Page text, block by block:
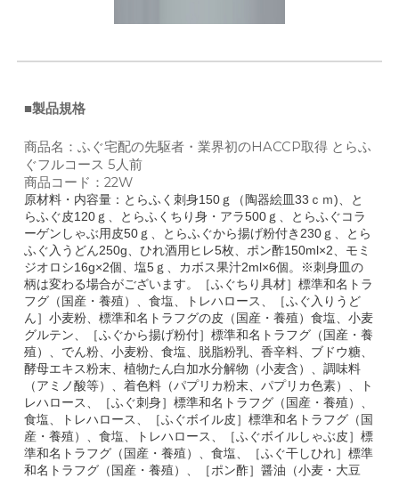
■製品規格
商品名：ふぐ宅配の先駆者・業界初のHACCP取得 とらふ
ぐフルコース 5人前
商品コード：22W
原材料・内容量：とらふく刺身150ｇ（陶器絵皿33ｃｍ)、と
らふぐ皮120ｇ、とらふくちり身・アラ500ｇ、とらふぐコラ
ーゲンしゃぶ用皮50ｇ、とらふぐから揚げ粉付き230ｇ、とら
ふぐ入うどん250g、ひれ酒用ヒレ5枚、ポン酢150ml×2、モミ
ジオロシ16g×2個、塩5ｇ、カボス果汁2ml×6個。※刺身皿の
柄は変わる場合がございます。［ふぐちり具材］標準和名トラ
フグ（国産・養殖）、食塩、トレハロース、［ふぐ入りうど
ん］小麦粉、標準和名トラフグの皮（国産・養殖）食塩、小麦
グルテン、［ふぐから揚げ粉付］標準和名トラフグ（国産・養
殖）、でん粉、小麦粉、食塩、脱脂粉乳、香辛料、ブドウ糖、
酵母エキス粉末、植物たん白加水分解物（小麦含）、調味料
（アミノ酸等）、着色料（パプリカ粉末、パプリカ色素）、ト
レハロース、［ふぐ刺身］標準和名トラフグ（国産・養殖）、
食塩、トレハロース、［ふぐボイル皮］標準和名トラフグ（国
産・養殖）、食塩、トレハロース、［ふぐボイルしゃぶ皮］標
準和名トラフグ（国産・養殖）、食塩、［ふぐ干しひれ］標準
和名トラフグ（国産・養殖）、［ポン酢］醤油（小麦・大豆